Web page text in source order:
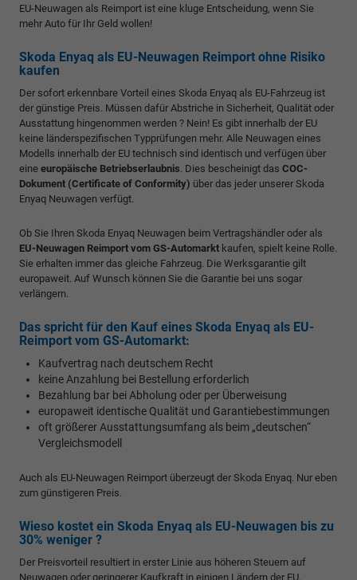
EU-Neuwagen als Reimport ist eine kluge Entscheidung, wenn Sie
mehr Auto für Ihr Geld wollen!
Skoda Enyaq als EU-Neuwagen Reimport ohne Risiko
kaufen
Der sofort erkennbare Vorteil eines Skoda Enyaq als EU-Fahrzeug ist
der günstige Preis. Müssen dafür Abstriche in Sicherheit, Qualität oder
Ausstattung hingenommen werden ? Nein! Es gibt innerhalb der EU
keine länderspezifischen Typprüfungen mehr. Alle Neuwagen eines
Modells innerhalb der EU technisch sind identisch und verfügen über
eine europäische Betriebserlaubnis . Dies bescheinigt das COC-
Dokument (Certificate of Conformity) über das jeder unserer Skoda
Enyaq Neuwagen verfügt.
Ob Sie Ihren Skoda Enyaq Neuwagen beim Vertragshändler oder als
EU-Neuwagen Reimport vom GS-Automarkt kaufen, spielt keine Rolle.
Sie erhalten immer das gleiche Fahrzeug. Die Werksgarantie gilt
europaweit. Auf Wunsch können Sie die Garantie bei uns sogar
verlängern.
Das spricht für den Kauf eines Skoda Enyaq als EU-
Reimport vom GS-Automarkt:
Kaufvertrag nach deutschem Recht
keine Anzahlung bei Bestellung erforderlich
Bezahlung bar bei Abholung oder per Überweisung
europaweit identische Qualität und Garantiebestimmungen
oft größerer Ausstattungsumfang als beim „deutschen“
Vergleichsmodell
Auch als EU-Neuwagen Reimport überzeugt der Skoda Enyaq. Nur eben
zum günstigeren Preis.
Wieso kostet ein Skoda Enyaq als EU-Neuwagen bis zu
30% weniger ?
Der Preisvorteil resultiert in erster Linie aus höheren Steuern auf
Neuwagen oder geringerer Kaufkraft in einigen Ländern der EU.